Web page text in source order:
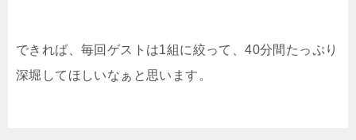
できれば、毎回ゲストは1組に絞って、40分間たっぷり
深堀してほしいなぁと思います。